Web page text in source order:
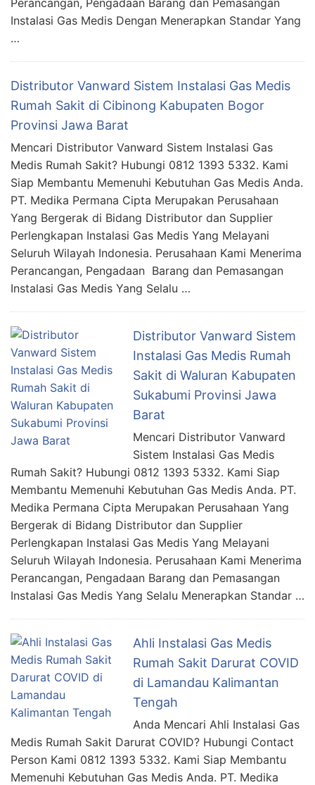
Perancangan, Pengadaan Barang dan Pemasangan
Instalasi Gas Medis Dengan Menerapkan Standar Yang
…
Distributor Vanward Sistem Instalasi Gas Medis
Rumah Sakit di Cibinong Kabupaten Bogor
Provinsi Jawa Barat
Mencari Distributor Vanward Sistem Instalasi Gas
Medis Rumah Sakit? Hubungi 0812 1393 5332. Kami
Siap Membantu Memenuhi Kebutuhan Gas Medis Anda.
PT. Medika Permana Cipta Merupakan Perusahaan
Yang Bergerak di Bidang Distributor dan Supplier
Perlengkapan Instalasi Gas Medis Yang Melayani
Seluruh Wilayah Indonesia. Perusahaan Kami Menerima
Perancangan, Pengadaan Barang dan Pemasangan
Instalasi Gas Medis Yang Selalu …
Distributor Vanward Sistem
Instalasi Gas Medis Rumah
Sakit di Waluran Kabupaten
Sukabumi Provinsi Jawa
Barat
Mencari Distributor Vanward
Sistem Instalasi Gas Medis
Rumah Sakit? Hubungi 0812 1393 5332. Kami Siap
Membantu Memenuhi Kebutuhan Gas Medis Anda. PT.
Medika Permana Cipta Merupakan Perusahaan Yang
Bergerak di Bidang Distributor dan Supplier
Perlengkapan Instalasi Gas Medis Yang Melayani
Seluruh Wilayah Indonesia. Perusahaan Kami Menerima
Perancangan, Pengadaan Barang dan Pemasangan
Instalasi Gas Medis Yang Selalu Menerapkan Standar …
Ahli Instalasi Gas Medis
Rumah Sakit Darurat COVID
di Lamandau Kalimantan
Tengah
Anda Mencari Ahli Instalasi Gas
Medis Rumah Sakit Darurat COVID? Hubungi Contact
Person Kami 0812 1393 5332. Kami Siap Membantu
Memenuhi Kebutuhan Gas Medis Anda. PT. Medika